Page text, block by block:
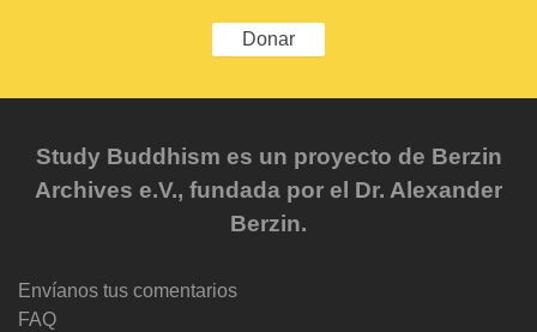
Donar
Study Buddhism es un proyecto de Berzin
Archives e.V., fundada por el Dr. Alexander
Berzin.
Envíanos tus comentarios
FAQ